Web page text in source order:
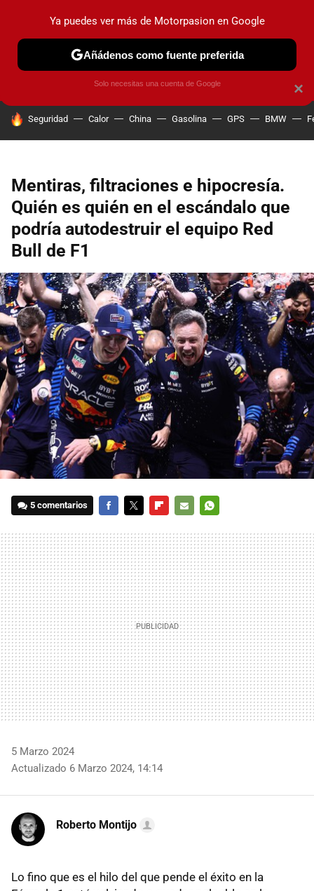
PRUEBAS COCHES ELÉCTRICOS OBSERVATORIO
HOY SE HABLA DE
Seguridad Calor China Gasolina GPS BMW
Mentiras, filtraciones e hipocresía.
Quién es quién en el escándalo que
podría autodestruir el equipo Red
Bull de F1
5 comentarios
MAIL
5 Marzo 2024
Actualizado 6 Marzo 2024, 14:14
Roberto Montijo
Lo fino que es el hilo del que pende el éxito en la
×
Ya puedes ver más de Motorpasion en Google
Añádenos como fuente preferida
Solo necesitas una cuenta de Google